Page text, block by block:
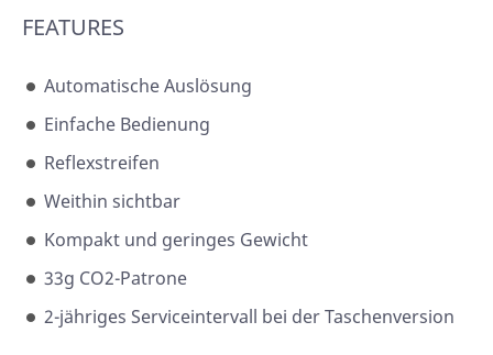
FEATURES
Automatische Auslösung
Einfache Bedienung
Reflexstreifen
Weithin sichtbar
Kompakt und geringes Gewicht
33g CO2-Patrone
2-jähriges Serviceintervall bei der Taschenversion